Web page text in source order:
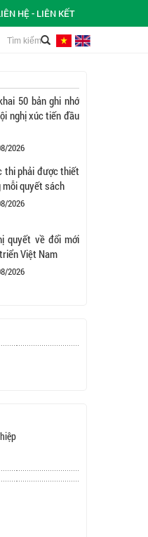
HỆ - LIÊN KẾT
50 bản ghi nhớ
nghị xúc tiến đầu
2026
thi phải được thiết
quyết sách
2026
quyết về đổi mới
Việt Nam
2026